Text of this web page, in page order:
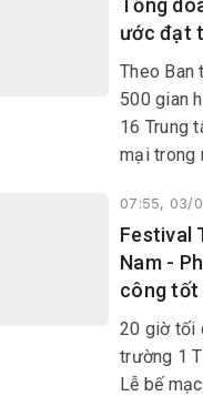
ước đạt
Theo Ban
500 gian
16 Trung
mại trong
thành phố
Nam
doanh
thành phố
07:55, 03/
Festival
Nam -
công tốt
20 giờ tối
trường 1
Lễ bế